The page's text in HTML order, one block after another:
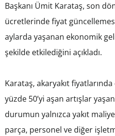
Başkanı Ümit Karataş, son
ücretlerinde fiyat
aylarda yaşanan ekonomik
şekilde etkilediğini açıkladı.
Karataş, akaryakıt
yüzde 50’yi aşan artışlar
durumun yalnızca yakıt
parça, personel ve diğer